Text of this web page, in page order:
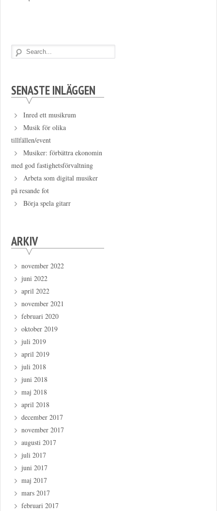
SENASTE INLÄGGEN
Inred ett musikrum
Musik för olika
tillfällen/event
Musiker: förbättra ekonomin
med god fastighetsförvaltning
Arbeta som digital musiker
på resande fot
Börja spela gitarr
ARKIV
november 2022
juni 2022
april 2022
november 2021
februari 2020
oktober 2019
juli 2019
april 2019
juli 2018
juni 2018
maj 2018
april 2018
december 2017
november 2017
augusti 2017
juli 2017
juni 2017
maj 2017
mars 2017
februari 2017